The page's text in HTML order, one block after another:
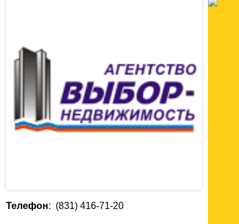
Телефон: (831) 416-71-20